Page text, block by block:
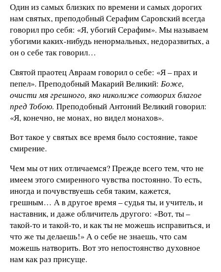
Один из самых близких по времени и самых дорогих
нам святых, преподобный Серафим Саровский всегда
говорил про себя: «Я, убогий Серафим». Мы называем
убогими каких-нибудь ненормальных, недоразвитых, а
он о себе так говорил…
Святой праотец Авраам говорил о себе: «Я – прах и
пепел». Преподобный Макарий Великий: Боже,
очисти мя грешного, яко николиже сотворих благое
пред Тобою. Преподобный Антоний Великий говорил:
«Я, конечно, не монах, но видел монахов».
Вот такое у святых все время было состояние, такое
смирение.
Чем мы от них отличаемся? Прежде всего тем, что не
имеем этого смиренного чувства постоянно. То есть,
иногда и почувствуешь себя таким, кажется,
грешным… А в другое время – судья ты, и учитель, и
наставник, и даже обличитель другого: «Вот, ты –
такой-то и такой-то, и как ты не можешь исправиться, и
что же ты делаешь!» А о себе не знаешь, что сам
можешь натворить. Вот это непостоянство духовное
нам как раз присуще.